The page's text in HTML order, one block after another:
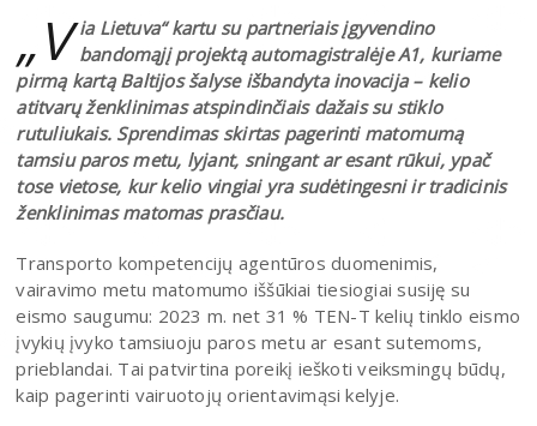
„V ia Lietuva“ kartu su partneriais įgyvendino
bandomąjį projektą automagistralėje A1, kuriame
pirmą kartą Baltijos šalyse išbandyta inovacija – kelio
atitvarų ženklinimas atspindinčiais dažais su stiklo
rutuliukais. Sprendimas skirtas pagerinti matomumą
tamsiu paros metu, lyjant, sningant ar esant rūkui, ypač
tose vietose, kur kelio vingiai yra sudėtingesni ir tradicinis
ženklinimas matomas prasčiau.
Transporto kompetencijų agentūros duomenimis,
vairavimo metu matomumo iššūkiai tiesiogiai susiję su
eismo saugumu: 2023 m. net 31 % TEN-T kelių tinklo eismo
įvykių įvyko tamsiuoju paros metu ar esant sutemoms,
prieblandai. Tai patvirtina poreikį ieškoti veiksmingų būdų,
kaip pagerinti vairuotojų orientavimąsi kelyje.